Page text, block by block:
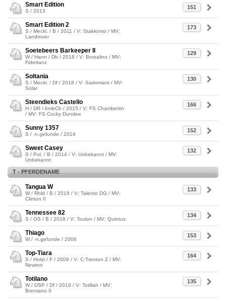
151
Smart Edition
S / 2013
173
Smart Edition 2
S / Meckl. / B / 2011 / V: Stakkomo / MV:
Landrover
129
Soetebeers Barkeeper II
W / Hann / Db / 2018 / V: Borsalino / MV:
Fidertanz
130
Soltania
S / Meckl. / Df / 2018 / V: Sadomant / MV:
Solar
166
Steendieks Castello
H / DR / AmbCh / 2015 / V: FS Chambertin
/ MV: FS Cocky Dundee
152
Sunny 1357
S / -n.gefunde / 2016
132
Sweet Casey
S / Pol. / B / 2014 / V: Unbekannt / MV:
Unbekannt
T - PFERDENAME
133
Tangua W
W / Rhld / B / 2018 / V: Talento DG / MV:
Clinton II
134
Tennessee 82
S / OS / B / 2018 / V: Toulon / MV: Quintus
153
Thiago
W / -n.gefunde / 2006
164
Top-Tiara
S / Holst / F / 2009 / V: C-Trenton Z / MV:
Newton
135
Totilano
W / DSP / Df / 2019 / V: Totillah / MV:
Brentano II